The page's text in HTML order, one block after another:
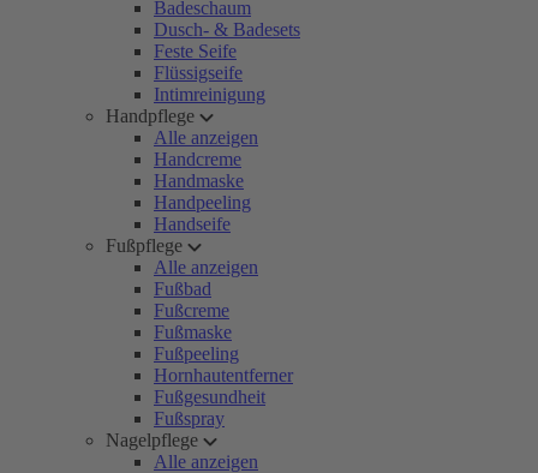
Badeschaum
Dusch- & Badesets
Feste Seife
Flüssigseife
Intimreinigung
Handpflege
Alle anzeigen
Handcreme
Handmaske
Handpeeling
Handseife
Fußpflege
Alle anzeigen
Fußbad
Fußcreme
Fußmaske
Fußpeeling
Hornhautentferner
Fußgesundheit
Fußspray
Nagelpflege
Alle anzeigen